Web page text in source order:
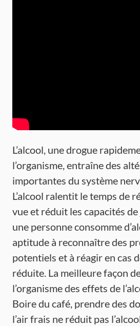
L’alcool, une drogue
l’organisme, entraîne des
importantes du système
L’alcool ralentit le temps de
vue et réduit les capacités
une personne consomme
aptitude à reconnaître des
potentiels et à réagir en cas
réduite. La meilleure façon
l’organisme des effets de
Boire du café, prendre des
l’air frais ne réduit pas